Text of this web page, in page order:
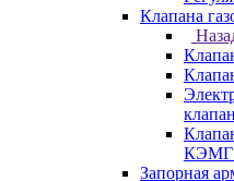
Клапана
Запорная